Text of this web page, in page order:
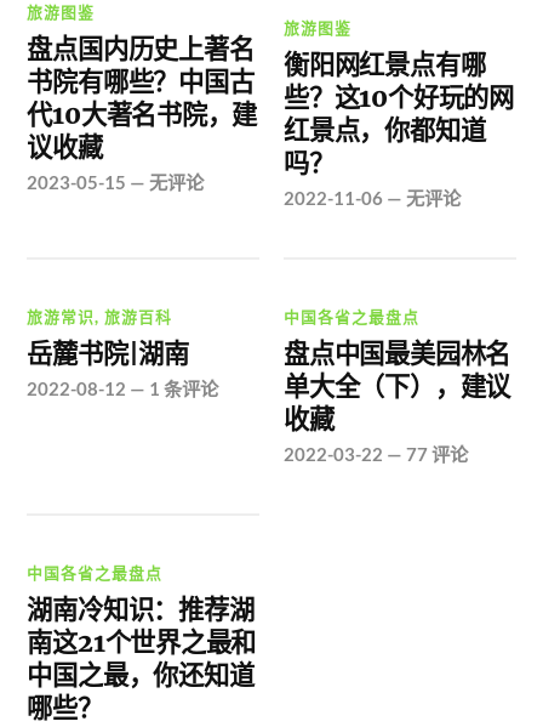
旅游图鉴
盘点国内历史上著名
书院有哪些？中国古
代10大著名书院，建
议收藏
2023-05-15 —无评论
旅游图鉴
衡阳网红景点有哪
些？这10个好玩的网
红景点，你都知道
吗？
2022-11-06 —无评论
旅游常识,旅游百科
岳麓书院|湖南
2022-08-12 — 1 条评论
中国各省之最盘点
盘点中国最美园林名
单大全（下），建议
收藏
2022-03-22 —77 评论
中国各省之最盘点
湖南冷知识：推荐湖
南这21个世界之最和
中国之最，你还知道
哪些？